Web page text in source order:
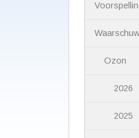
Ozon
2026
2025